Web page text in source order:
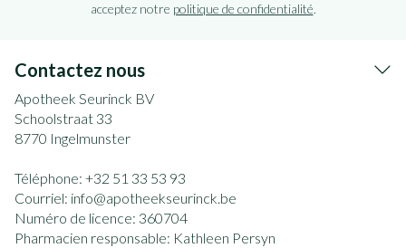
acceptez notre politique de confidentialité.
Contactez nous
Apotheek Seurinck BV
Schoolstraat 33
8770 Ingelmunster
Téléphone: +32 51 33 53 93
Courriel: info@apotheekseurinck.be
Numéro de licence: 360704
Pharmacien responsable: Kathleen Persyn